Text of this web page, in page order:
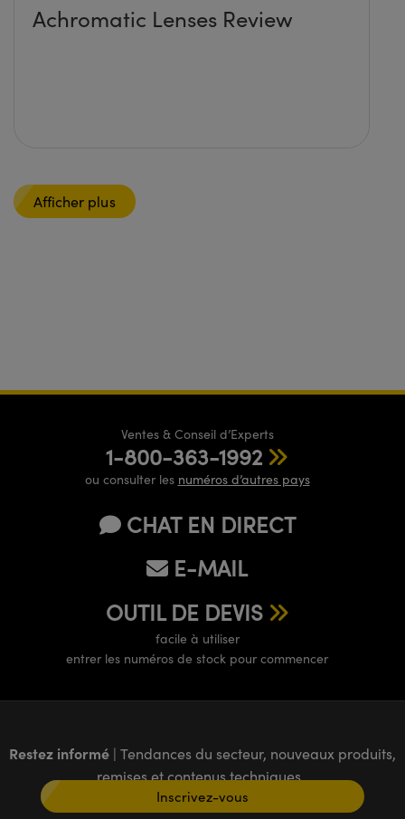
Achromatic Lenses Review
Afficher plus
Ventes & Conseil d’Experts
1-800-363-1992
ou consulter les numéros d’autres pays
CHAT EN DIRECT
E-MAIL
OUTIL DE DEVIS
facile à utiliser
entrer les numéros de stock pour commencer
Restez informé | Tendances du secteur, nouveaux produits,
remises et contenus techniques
Inscrivez-vous